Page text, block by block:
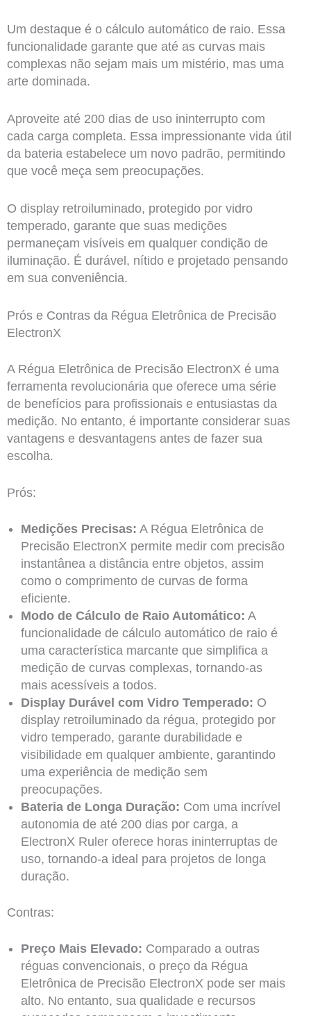
Um destaque é o cálculo automático de raio. Essa
funcionalidade garante que até as curvas mais
complexas não sejam mais um mistério, mas uma
arte dominada.
Aproveite até 200 dias de uso ininterrupto com
cada carga completa. Essa impressionante vida útil
da bateria estabelece um novo padrão, permitindo
que você meça sem preocupações.
O display retroiluminado, protegido por vidro
temperado, garante que suas medições
permaneçam visíveis em qualquer condição de
iluminação. É durável, nítido e projetado pensando
em sua conveniência.
Prós e Contras da Régua Eletrônica de Precisão
ElectronX
A Régua Eletrônica de Precisão ElectronX é uma
ferramenta revolucionária que oferece uma série
de benefícios para profissionais e entusiastas da
medição. No entanto, é importante considerar suas
vantagens e desvantagens antes de fazer sua
escolha.
Prós:
Medições Precisas: A Régua Eletrônica de
Precisão ElectronX permite medir com precisão
instantânea a distância entre objetos, assim
como o comprimento de curvas de forma
eficiente.
Modo de Cálculo de Raio Automático: A
funcionalidade de cálculo automático de raio é
uma característica marcante que simplifica a
medição de curvas complexas, tornando-as
mais acessíveis a todos.
Display Durável com Vidro Temperado: O
display retroiluminado da régua, protegido por
vidro temperado, garante durabilidade e
visibilidade em qualquer ambiente, garantindo
uma experiência de medição sem
preocupações.
Bateria de Longa Duração: Com uma incrível
autonomia de até 200 dias por carga, a
ElectronX Ruler oferece horas ininterruptas de
uso, tornando-a ideal para projetos de longa
duração.
Contras:
Preço Mais Elevado: Comparado a outras
réguas convencionais, o preço da Régua
Eletrônica de Precisão ElectronX pode ser mais
alto. No entanto, sua qualidade e recursos